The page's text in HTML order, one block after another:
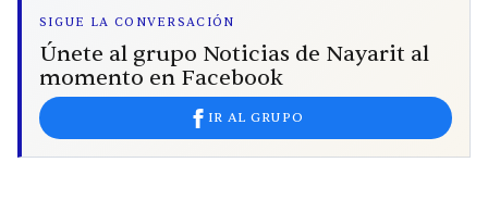
SIGUE LA CONVERSACIÓN
Únete al grupo Noticias de Nayarit al
momento en Facebook
IR AL GRUPO